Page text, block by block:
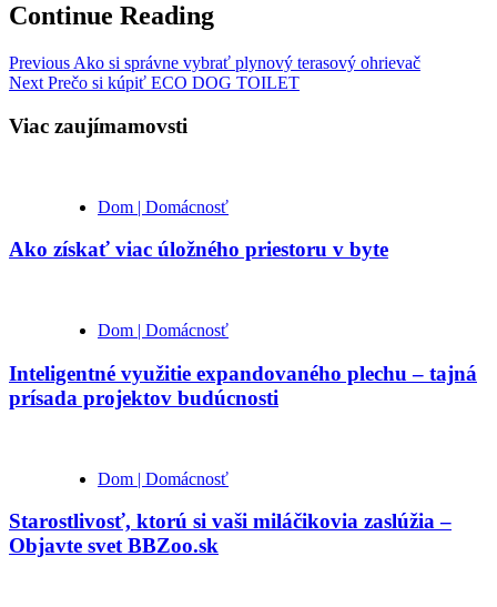
Continue Reading
Previous Ako si správne vybrať plynový terasový ohrievač
Next Prečo si kúpiť ECO DOG TOILET
Viac zaujímamovsti
Dom | Domácnosť
Ako získať viac úložného priestoru v byte
Dom | Domácnosť
Inteligentné využitie expandovaného plechu – tajná
prísada projektov budúcnosti
Dom | Domácnosť
Starostlivosť, ktorú si vaši miláčikovia zaslúžia –
Objavte svet BBZoo.sk